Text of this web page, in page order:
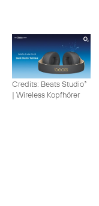
Credits: Beats Studio³
| Wireless Kopfhörer